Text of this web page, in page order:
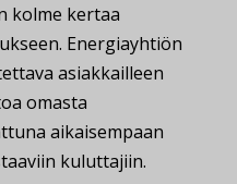
kolme kertaa
Energiayhtiön
asiakkailleen
omasta
aikaisempaan
kuluttajiin.